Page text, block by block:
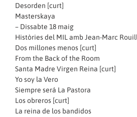
Desorden [curt]
Masterskaya
– Dissabte 18 maig
Històries del MIL amb Jean-Marc
Dos millones menos [curt]
From the Back of the Room
Santa Madre Virgen Reina [curt]
Yo soy la Vero
Siempre será La Pastora
Los obreros [curt]
La reina de los bandidos